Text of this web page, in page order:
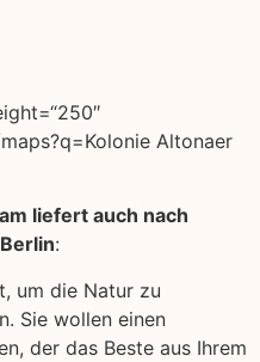
Altonaer
liefert auch nach
:
um die Natur zu
Sie wollen einen
der das Beste aus Ihrem